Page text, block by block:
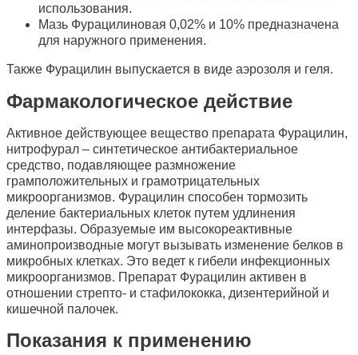
использования.
Мазь Фурацилиновая 0,02% и 10% предназначена
для наружного применения.
Также Фурацилин выпускается в виде аэрозоля и геля.
Фармакологическое действие
Активное действующее вещество препарата Фурацилин,
нитрофурал – синтетическое антибактериальное
средство, подавляющее размножение
грамположительных и грамотрицательных
микроорганизмов. Фурацилин способен тормозить
деление бактериальных клеток путем удлинения
интерфазы. Образуемые им высокореактивные
аминопроизводные могут вызывать изменение белков в
микробных клетках. Это ведет к гибели инфекционных
микроорганизмов. Препарат Фурацилин активен в
отношении стрепто- и стафилококка, дизентерийной и
кишечной палочек.
Показания к применению